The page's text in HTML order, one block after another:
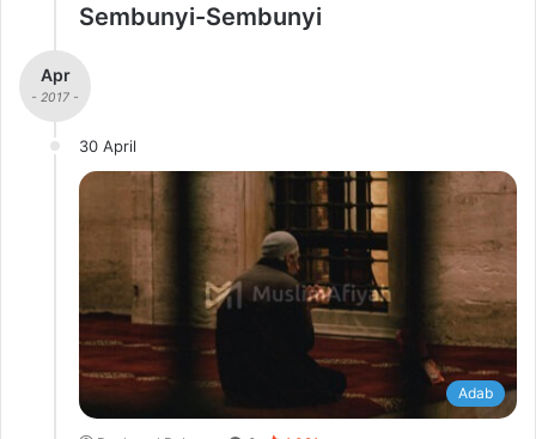
Sembunyi-Sembunyi
Apr
- 2017 -
30 April
Adab